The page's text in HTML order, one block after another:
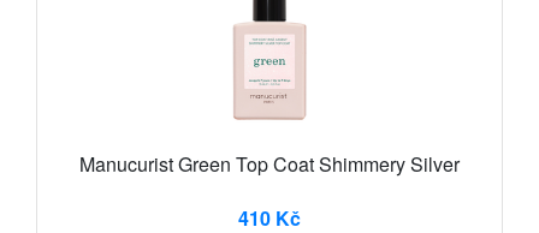
Manucurist Green Top Coat Shimmery Silver
410 Kč